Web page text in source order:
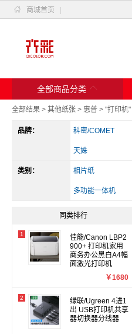
 商城首页
全部商品分类 
全部结果 > 其他纸张 > 惠普 > "打印机"
品牌： 科密/COMET
天姝
斑马
爱立熊
类别： 相片纸
多功能一体机
其他电脑配件
同类排行
1
佳能/Canon LBP2
900+ 打印机家用
商务办公黑白A4幅
面激光打印机
￥1680
2
绿联/Ugreen 4进1
出 USB打印机共享
器切换器分线器